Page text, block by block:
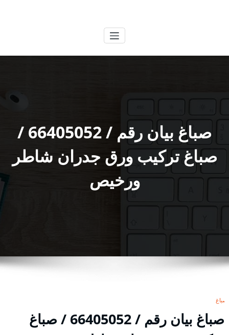
صباغ بيان رقم / 66405052 /
صباغ تركيب ورق جدران شاطر
ورخيص
صباغ
صباغ بيان رقم / 66405052 / صباغ